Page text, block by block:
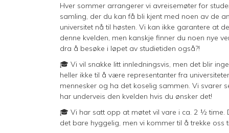
Hver sommer arrangerer vi avreisemøter for
samling, der du kan få bli kjent med noen av de
universitet nå til høsten. Vi kan ikke garantere at
denne kvelden, men kanskje finner du noen nye
dra å besøke i løpet av studietiden også?!
🎓 Vi vil snakke litt innledningsvis, men det blir
heller ikke til å være representanter fra
mennesker og ha det koselig sammen. Vi svarer
har underveis den kvelden hvis du ønsker det!
🎓 Vi har satt opp at møtet vil vare i ca. 2 ½ time.
det bare hyggelig, men vi kommer til å trekke